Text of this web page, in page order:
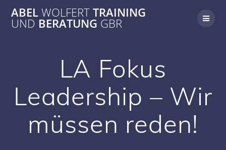
Inhalt
springen
ABELWOLFERTTRAINING
UND BERATUNG GBR
LA Fokus
Leadership – Wir
müssen reden!